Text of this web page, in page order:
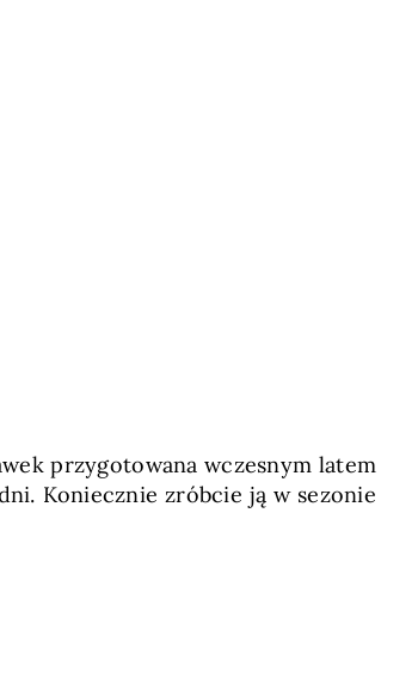
przygotowana wczesnym latem
Koniecznie zróbcie ją w sezonie